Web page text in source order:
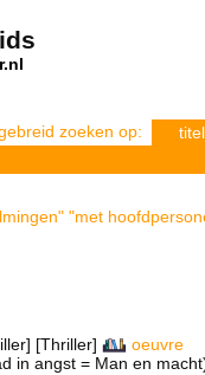
zoeken op: titel
"met
[Thriller]
oeuvre
in angst = Man en